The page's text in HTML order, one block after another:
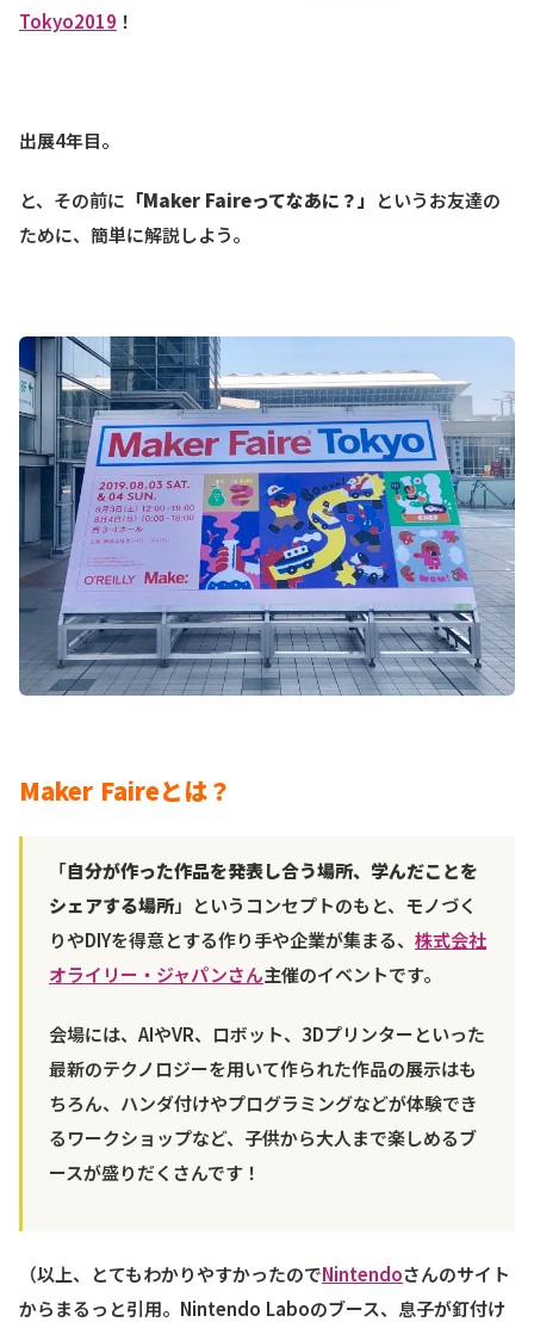
Tokyo2019 ！
出展4年目。
と、その前に 「Maker Faireってなあに？」 というお友達の
ために、簡単に解説しよう。
Maker Faireとは？
「自分が作った作品を発表し合う場所、学んだことを
シェアする場所」というコンセプトのもと、モノづく
りやDIYを得意とする作り手や企業が集まる、 株式会社
オライリー・ジャパンさん主催のイベントです。
会場には、AIやVR、ロボット、3Dプリンターといった
最新のテクノロジーを用いて作られた作品の展示はも
ちろん、ハンダ付けやプログラミングなどが体験でき
るワークショップなど、子供から大人まで楽しめるブ
ースが盛りだくさんです！
（以上、とてもわかりやすかったのでNintendoさんのサイト
からまるっと引用。Nintendo Laboのブース、息子が釘付け